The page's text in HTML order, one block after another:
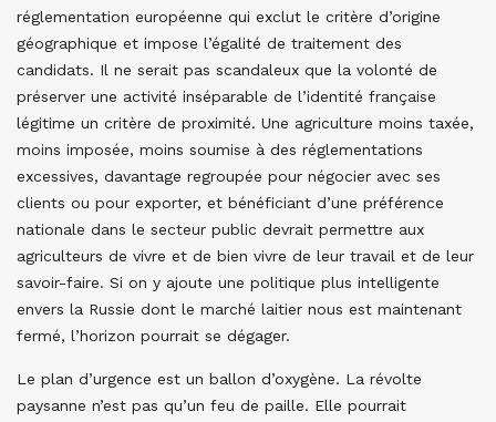
réglementation européenne qui exclut le critère d’origine
géographique et impose l’égalité de traitement des
candidats. Il ne serait pas scandaleux que la volonté de
préserver une activité inséparable de l’identité française
légitime un critère de proximité. Une agriculture moins taxée,
moins imposée, moins soumise à des réglementations
excessives, davantage regroupée pour négocier avec ses
clients ou pour exporter, et bénéficiant d’une préférence
nationale dans le secteur public devrait permettre aux
agriculteurs de vivre et de bien vivre de leur travail et de leur
savoir-faire. Si on y ajoute une politique plus intelligente
envers la Russie dont le marché laitier nous est maintenant
fermé, l’horizon pourrait se dégager.
Le plan d’urgence est un ballon d’oxygène. La révolte
paysanne n’est pas qu’un feu de paille. Elle pourrait